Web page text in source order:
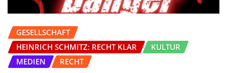
GESELLSCHAFT
HEINRICH SCHMITZ: RECHT KLAR
KULTUR
MEDIEN
RECHT